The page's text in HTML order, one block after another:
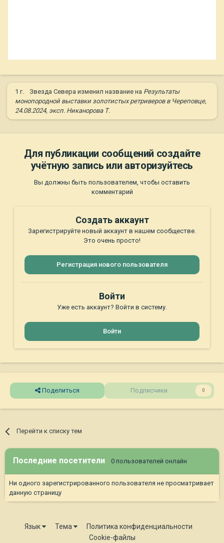
1 г. Звезда Севера изменил название на Результаты
монопородной выставки золотистых ретриверов в Череповце,
24.08.2024, эксп. Никанорова Т.
Для публикации сообщений создайте
учётную запись или авторизуйтесь
Вы должны быть пользователем, чтобы оставить
комментарий
Создать аккаунт
Зарегистрируйте новый аккаунт в нашем сообществе.
Это очень просто!
Регистрация нового пользователя
Войти
Уже есть аккаунт? Войти в систему.
Войти
Поделиться Подписчики 0
Перейти к списку тем
Последние посетители 0 пользователей онлайн
Ни одного зарегистрированного пользователя не просматривает
данную страницу
Язык Тема
Политика конфиденциальности
Cookie-файлы